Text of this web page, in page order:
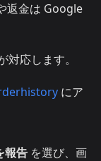
返金は Google
応します。
にア
報告 を選び、画